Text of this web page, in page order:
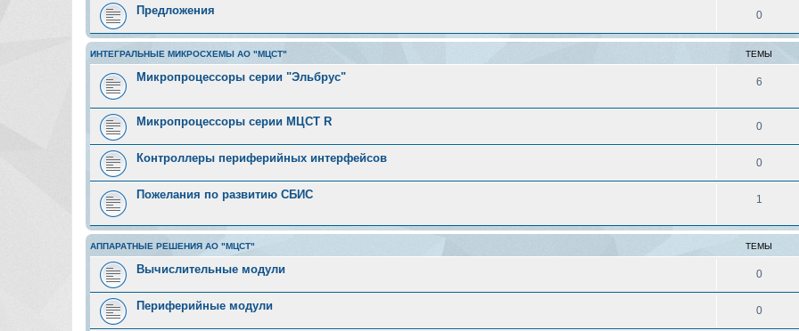
Предложения 0
ИНТЕГРАЛЬНЫЕ МИКРОСХЕМЫ АО "МЦСТ" ТЕМЫ
Микропроцессоры серии "Эльбрус" 6
Микропроцессоры серии МЦСТ R 0
Контроллеры периферийных интерфейсов 0
Пожелания по развитию СБИС 1
АППАРАТНЫЕ РЕШЕНИЯ АО "МЦСТ" ТЕМЫ
Вычислительные модули 0
Периферийные модули 0